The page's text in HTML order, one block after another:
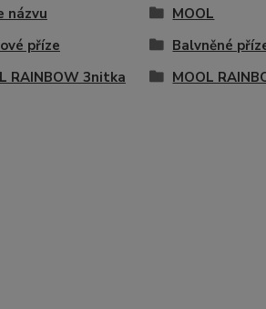
názvu
MOOL
příze
Balvněné
RAINBOW 3nitka
MOOL